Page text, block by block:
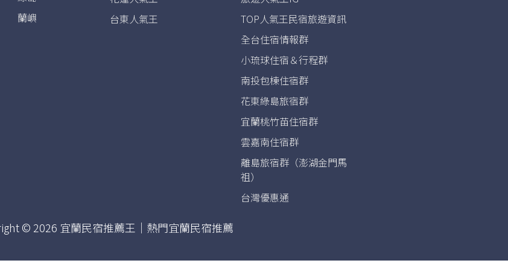
蘭嶼
台東人氣王
TOP人氣王民宿旅遊資訊
全台住宿情報群
小琉球住宿＆行程群
南投包棟住宿群
花東綠島旅宿群
宜蘭桃竹苗住宿群
雲嘉南住宿群
離島旅宿群（澎湖金門馬
祖）
台灣優惠通
© 2026 宜蘭民宿推薦王｜熱門宜蘭民宿推薦